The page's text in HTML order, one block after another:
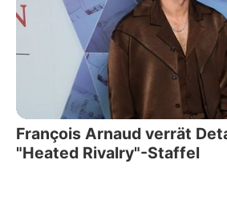
François Arnaud verrät
"Heated Rivalry"-Staffel